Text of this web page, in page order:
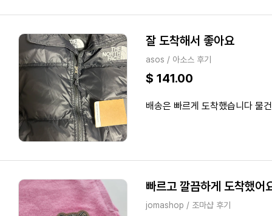
잘 도착해서 좋아요
asos / 아소스 후기
$ 141.00
배송은 빠르게 도착했습니다 물
빠르고 깔끔하게 도착했어
jomashop / 조마샵 후기